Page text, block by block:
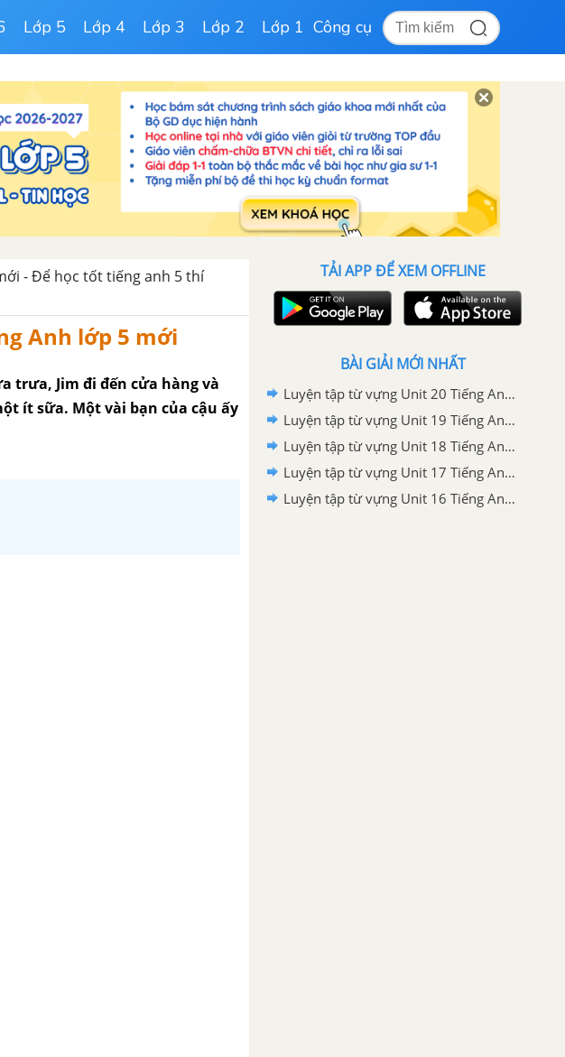
Lớp 5 Lớp 4 Lớp 3 Lớp 2 Lớp 1 Công cụ
- Để học tốt tiếng anh 5 thí
Anh lớp 5 mới
trưa, Jim đi đến cửa hàng và
ít sữa. Một vài bạn của cậu ấy
TẢI APP ĐỂ XEM OFFLINE
BÀI GIẢI MỚI NHẤT
Luyện tập từ vựng Unit 20 Tiếng Anh 5 mới
Luyện tập từ vựng Unit 19 Tiếng Anh 5 mới
Luyện tập từ vựng Unit 18 Tiếng Anh 5 mới
Luyện tập từ vựng Unit 17 Tiếng Anh 5 mới
Luyện tập từ vựng Unit 16 Tiếng Anh 5 mới